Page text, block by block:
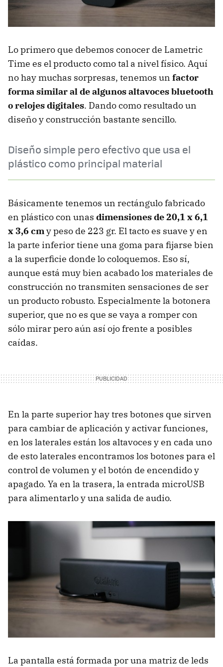
Lo primero que debemos conocer de Lametric
Time es el producto como tal a nivel físico. Aquí
no hay muchas sorpresas, tenemos un factor
forma similar al de algunos altavoces bluetooth
o relojes digitales. Dando como resultado un
diseño y construcción bastante sencillo.
Diseño simple pero efectivo que usa el
plástico como principal material
Básicamente tenemos un rectángulo fabricado
en plástico con unas dimensiones de 20,1 x 6,1
x 3,6 cmy peso de 223 gr. El tacto es suave y en
la parte inferior tiene una goma para fijarse bien
a la superficie donde lo coloquemos. Eso sí,
aunque está muy bien acabado los materiales de
construcción no transmiten sensaciones de ser
un producto robusto. Especialmente la botonera
superior, que no es que se vaya a romper con
sólo mirar pero aún así ojo frente a posibles
caídas.
En la parte superior hay tres botones que sirven
para cambiar de aplicación y activar funciones,
en los laterales están los altavoces y en cada uno
de esto laterales encontramos los botones para el
control de volumen y el botón de encendido y
apagado. Ya en la trasera, la entrada microUSB
para alimentarlo y una salida de audio.
La pantalla está formada por una matriz de leds